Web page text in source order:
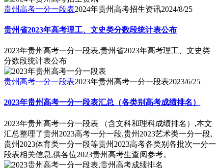
贵州高考一分一段表2024年贵州高考招生资讯2024/8/25
贵州省2023年高考理工、文史类分数段统计表公布
2023年贵州高考一分一段表,贵州省2023年高考理工、文史类
分数段统计表公布
贵州高考一分一段表2023年贵州高考一分一段表2023/6/25
2023年贵州高考一分一段表汇总（各类别高考成绩排名）
2023年贵州高考一分一段表 （含文科和理科成绩排名）,本文
汇总整理了贵州2023高考一分一段,贵州2023艺术类一分一段,
贵州2023体育类一分一段等贵州2023高考各类别各批次一分一
段表相关信息,供各位2023贵州高考生查阅参考。